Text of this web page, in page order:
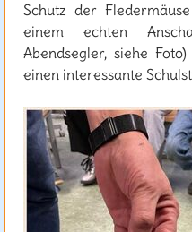
Schutz der
einem echten
Abendsegler, siehe
einen interessante